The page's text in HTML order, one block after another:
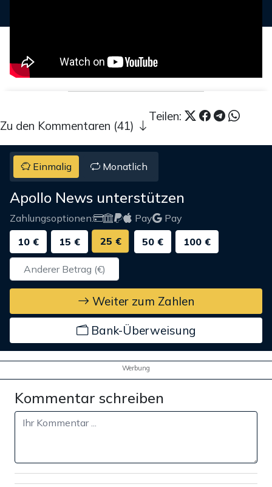
Teilen:
Zu den Kommentaren (41)
Einmalig Monatlich
Apollo News unterstützen
Zahlungsoptionen: Pay
Pay
10 €
15 € 25 € 50 € 100 €
Weiter zum Zahlen
Bank-Überweisung
Werbung
Kommentar schreiben